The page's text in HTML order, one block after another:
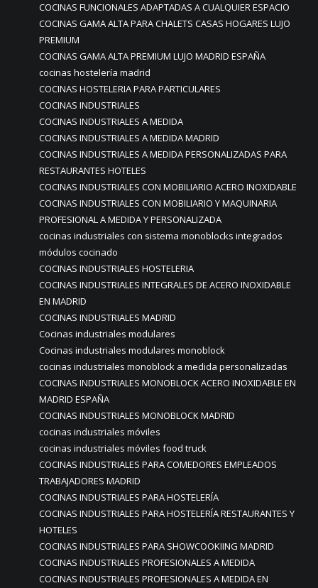
COCINAS FUNCIONALES ADAPTADAS A CUALQUIER ESPACIO
COCINAS GAMA ALTA PARA CHALETS CASAS HOGARES LUJO
PREMIUM
COCINAS GAMA ALTA PREMIUM LUJO MADRID ESPAÑA
cocinas hostelería madrid
COCINAS HOSTELERIA PARA PARTICULARES
COCINAS INDUSTRIALES
COCINAS INDUSTRIALES A MEDIDA
COCINAS INDUSTRIALES A MEDIDA MADRID
COCINAS INDUSTRIALES A MEDIDA PERSONALIZADAS PARA
RESTAURANTES HOTELES
COCINAS INDUSTRIALES CON MOBILIARIO ACERO INOXIDABLE
COCINAS INDUSTRIALES CON MOBILIARIO Y MAQUINARIA
PROFESIONAL A MEDIDA Y PERSONALIZADA
cocinas industriales con sistema monoblocks integrados
módulos cocinado
COCINAS INDUSTRIALES HOSTELERIA
COCINAS INDUSTRIALES INTEGRALES DE ACERO INOXIDABLE
EN MADRID
COCINAS INDUSTRIALES MADRID
Cocinas industriales modulares
Cocinas industriales modulares monoblock
cocinas industriales monoblock a medida personalizadas
COCINAS INDUSTRIALES MONOBLOCK ACERO INOXIDABLE EN
MADRID ESPAÑA
COCINAS INDUSTRIALES MONOBLOCK MADRID
cocinas industriales móviles
cocinas industriales móviles food truck
COCINAS INDUSTRIALES PARA COMEDORES EMPLEADOS
TRABAJADORES MADRID
COCINAS INDUSTRIALES PARA HOSTELERÍA
COCINAS INDUSTRIALES PARA HOSTELERÍA RESTAURANTES Y
HOTELES
COCINAS INDUSTRIALES PARA SHOWCOOKIING MADRID
COCINAS INDUSTRIALES PROFESIONALES A MEDIDA
COCINAS INDUSTRIALES PROFESIONALES A MEDIDA EN